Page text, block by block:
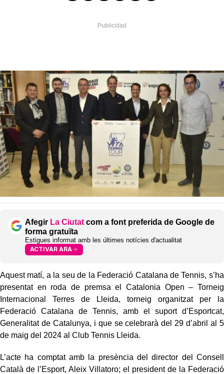
Afegir La Ciutat com a font preferida de Google de
forma gratuïta
Estigues informat amb les últimes notícies d'actualitat
ACTIVAR ARA
Aquest matí, a la seu de la Federació Catalana de Tennis, s’ha
presentat en roda de premsa el Catalonia Open – Torneig
Internacional Terres de Lleida, torneig organitzat per la
Federació Catalana de Tennis, amb el suport d’Esportcat,
Generalitat de Catalunya, i que se celebrarà del 29 d’abril al 5
de maig del 2024 al Club Tennis Lleida.
L’acte ha comptat amb la presència del director del Consell
Català de l’Esport, Aleix Villatoro; el president de la Federació